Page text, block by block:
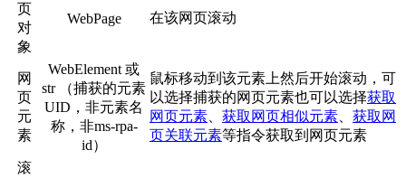
页
对
象
WebPage 在该网页滚动
网
页
元
素
WebElement 或
str （捕获的元素
UID，非元素名
称，非ms-rpa-
id）
鼠标移动到该元素上然后开始滚动，可
以选择捕获的网页元素也可以选择获取
网页元素
获取网页相似元素
获取网
页关联元素等指令获取到网页元素
滚